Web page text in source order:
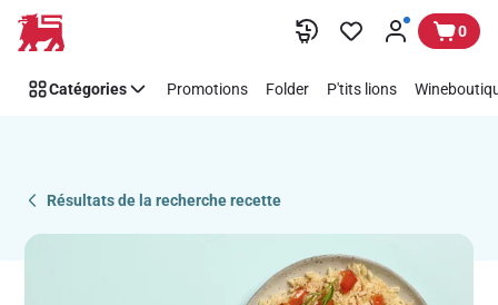
Passer
Recipe
Details
0
Catégories Promotions Folder P'tits lions
Résultats de la recherche recette